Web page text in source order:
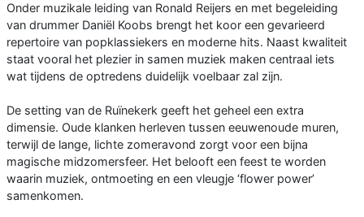
Onder muzikale leiding van Ronald Reijers en met begeleiding
van drummer Daniël Koobs brengt het koor een gevarieerd
repertoire van popklassiekers en moderne hits. Naast kwaliteit
staat vooral het plezier in samen muziek maken centraal iets
wat tijdens de optredens duidelijk voelbaar zal zijn.
De setting van de Ruïnekerk geeft het geheel een extra
dimensie. Oude klanken herleven tussen eeuwenoude muren,
terwijl de lange, lichte zomeravond zorgt voor een bijna
magische midzomersfeer. Het belooft een feest te worden
waarin muziek, ontmoeting en een vleugje ‘flower power’
samenkomen.